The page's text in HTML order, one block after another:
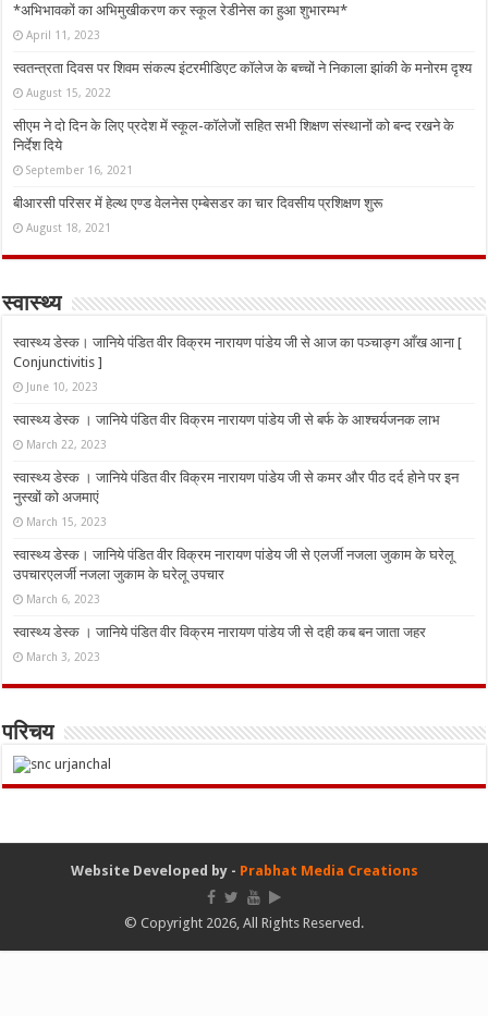
*अभिभावकों का अभिमुखीकरण कर स्कूल रेडीनेस का हुआ शुभारम्भ*
April 11, 2023
स्वतन्त्रता दिवस पर शिवम संकल्प इंटरमीडिएट कॉलेज के बच्चों ने निकाला झांकी के मनोरम दृश्य
August 15, 2022
सीएम ने दो दिन के लिए प्रदेश में स्कूल-कॉलेजों सहित सभी शिक्षण संस्थानों को बन्द रखने के
निर्देश दिये
September 16, 2021
बीआरसी परिसर में हेल्थ एण्ड वेलनेस एम्बेसडर का चार दिवसीय प्रशिक्षण शुरू
August 18, 2021
स्वास्थ्य
स्वास्थ्य डेस्क। जानिये पंडित वीर विक्रम नारायण पांडेय जी से आज का पञ्चाङ्ग आँख आना [
Conjunctivitis ]
June 10, 2023
स्वास्थ्य डेस्क । जानिये पंडित वीर विक्रम नारायण पांडेय जी से बर्फ के आश्चर्यजनक लाभ
March 22, 2023
स्वास्थ्य डेस्क । जानिये पंडित वीर विक्रम नारायण पांडेय जी से कमर और पीठ दर्द होने पर इन
नुस्‍खों को अजमाएं
March 15, 2023
स्वास्थ्य डेस्क। जानिये पंडित वीर विक्रम नारायण पांडेय जी से एलर्जी नजला जुकाम के घरेलू
उपचारएलर्जी नजला जुकाम के घरेलू उपचार
March 6, 2023
स्वास्थ्य डेस्क । जानिये पंडित वीर विक्रम नारायण पांडेय जी से दही कब बन जाता जहर
March 3, 2023
परिचय
Website Developed by - Prabhat Media Creations
© Copyright 2026, All Rights Reserved.